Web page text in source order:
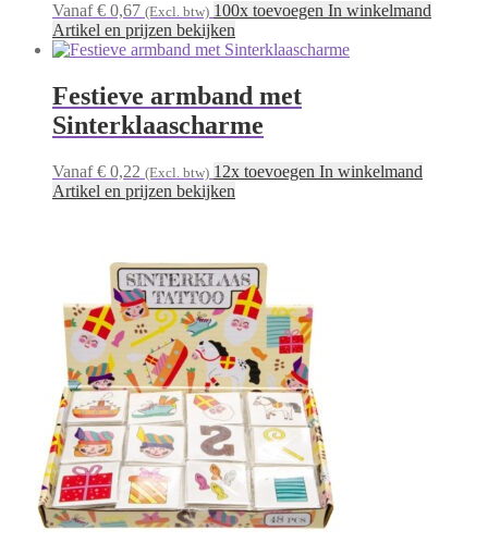
Vanaf € 0,67 (Excl. btw) 100x toevoegen In winkelmand
Artikel en prijzen bekijken
Festieve armband met
Sinterklaascharme
Vanaf € 0,22 (Excl. btw) 12x toevoegen In winkelmand
Artikel en prijzen bekijken